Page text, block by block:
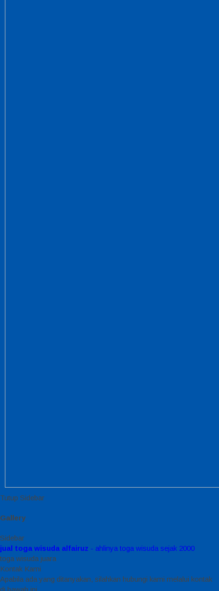
Tutup Sidebar
Gallery
Sidebar
jual toga wisuda alfairuz - ahlinya toga wisuda sejak 2000
toga wisuda juara
Kontak Kami
Apabila ada yang ditanyakan, silahkan hubungi kami melalui kontak